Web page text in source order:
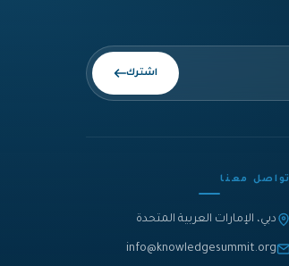
اشترك
تواصل معنا
دبي، الإمارات العربية المتحدة
info@knowledgesummit.org